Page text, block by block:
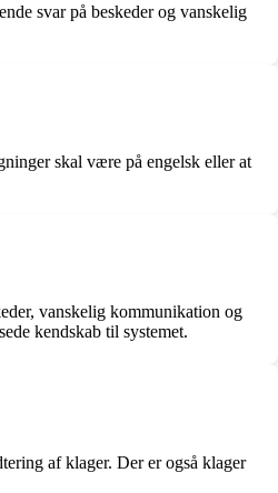
svar på beskeder og vanskelig
skal være på engelsk eller at
vanskelig kommunikation og
kendskab til systemet.
af klager. Der er også klager